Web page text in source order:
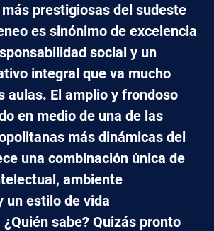
prestigiosas del sudeste
es sinónimo de excelencia
social y un
integral que va mucho
aulas. El amplio y frondoso
en medio de una de las
más dinámicas del
una combinación única de
ambiente
un estilo de vida
sabe? Quizás pronto